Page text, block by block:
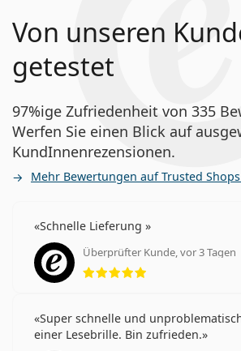
Von unseren
getestet
97%ige Zufriedenheit von 335
Werfen Sie einen Blick auf
KundInnenrezensionen.
Mehr Bewertungen auf Trusted
Schnelle Lieferung
Überprüfter Kunde, vor 3 Tagen
Bewertung 5
Super schnelle und
einer Lesebrille. Bin zufrieden.